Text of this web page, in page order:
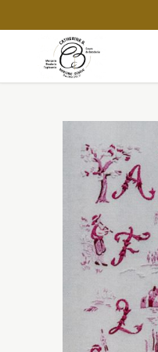
Passer